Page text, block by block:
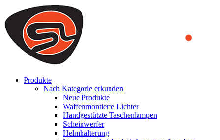
We use cookies to ensure that we provide you the best experience
on our website. By continuing to browse this website, you accept
that cookies are used to help us analyze how the website is used and
to offer you a better experience. To learn more or to find out how
you can disable cookies, you can access our
Produkte
Nach Kategorie erkunden
Neue Produkte
Waffenmontierte Lichter
Handgestützte Taschenlampen
Scheinwerfer
Helmhalterung